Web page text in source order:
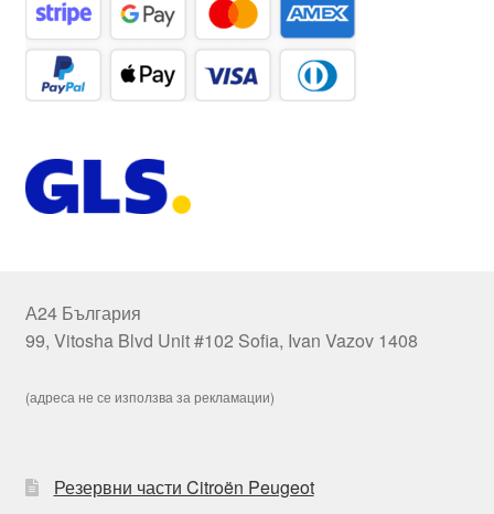
А24 България
99, Vitosha Blvd Unit #102 Sofia, Ivan Vazov 1408
(адреса не се използва за рекламации)
Резервни части Citroën Peugeot